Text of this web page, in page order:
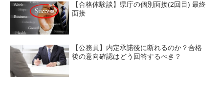
【合格体験談】県庁の個別面接(2回目) 最終
面接
【公務員】内定承諾後に断れるのか？合格
後の意向確認はどう回答するべき？